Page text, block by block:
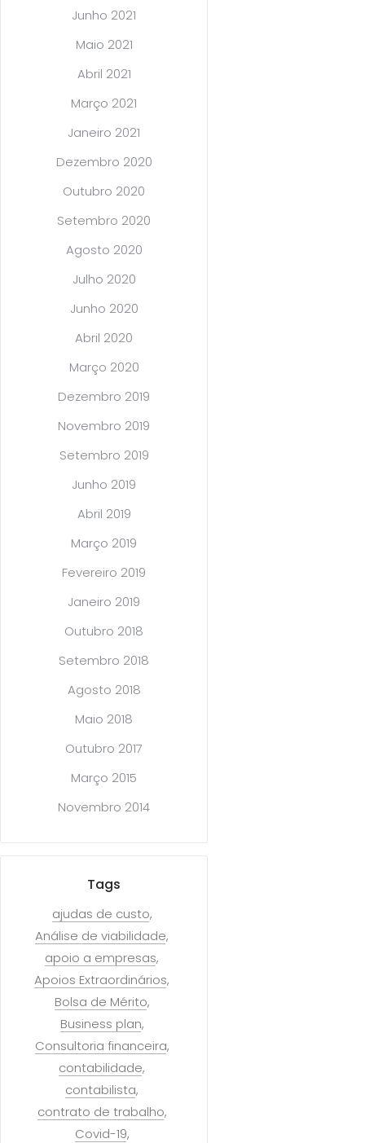
Junho 2021
Maio 2021
Abril 2021
Março 2021
Janeiro 2021
Dezembro 2020
Outubro 2020
Setembro 2020
Agosto 2020
Julho 2020
Junho 2020
Abril 2020
Março 2020
Dezembro 2019
Novembro 2019
Setembro 2019
Junho 2019
Abril 2019
Março 2019
Fevereiro 2019
Janeiro 2019
Outubro 2018
Setembro 2018
Agosto 2018
Maio 2018
Outubro 2017
Março 2015
Novembro 2014
Tags
ajudas de custo
Análise de viabilidade
apoio a empresas
Apoios Extraordinários
Bolsa de Mérito
Business plan
Consultoria financeira
contabilidade
contabilista
contrato de trabalho
Covid-19